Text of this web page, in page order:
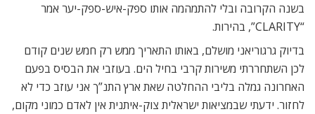
בשנה הקרובה ובלי להתמהמה אותו ספק-איש-ספק-יער אמר
“CLARITY”, בהירות.
בדיוק גרגוריאני מושלם, באותו התאריך ממש רק חמש שנים קודם
לכן השתחררתי משירות קרבי בחיל הים. בעוזבי את הבסיס בפעם
האחרונה גמלה בליבי ההחלטה שאת ארץ התנ”ך אני עוזב כדי לא
לחזור. ידעתי שבמציאות ישראלית צוק-איתנית אין לאדם כמוני מקום,